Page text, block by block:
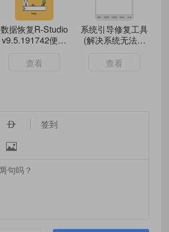
数据恢复R-Studio
v9.5.191742便携
查看
系统引导修复工具
(解决系统无法启
色版
查看
 签到
